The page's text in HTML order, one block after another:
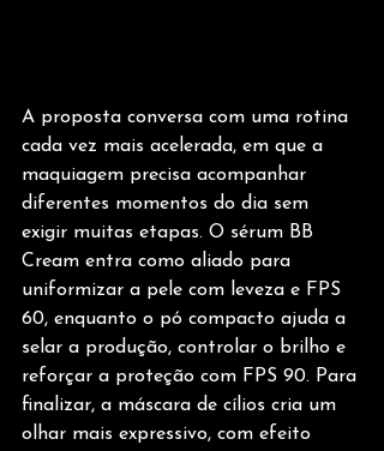
A proposta conversa com uma rotina
cada vez mais acelerada, em que a
maquiagem precisa acompanhar
diferentes momentos do dia sem
exigir muitas etapas. O sérum BB
Cream entra como aliado para
uniformizar a pele com leveza e FPS
60, enquanto o pó compacto ajuda a
selar a produção, controlar o brilho e
reforçar a proteção com FPS 90. Para
finalizar, a máscara de cílios cria um
olhar mais expressivo, com efeito